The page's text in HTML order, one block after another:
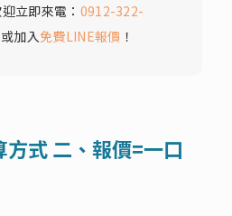
立即來電： 0912-322-
或加入免費LINE報價 ！
式 二、報價=一口